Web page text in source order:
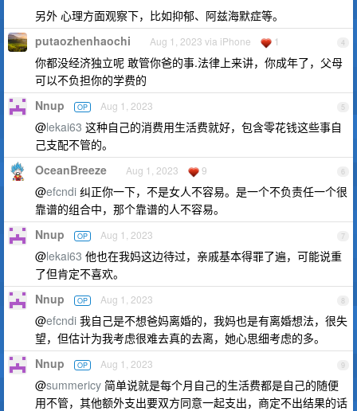
另外 心理方面观察下，比如抑郁、阿兹海默症等。
4
putaozhenhaochi Aug 1, 2023 via iPhone 1
你都没经济独立呢 敢管你爸的事.法律上来讲，你成年了，父母
可以不负担你的学费的
5
Nnup OP Aug 1, 2023
@lekai63 这种自己的消费用生活费就好，包含零花钱这些事自
己支配不管的。
6
OceanBreeze Aug 1, 2023 9
@efcndi 纠正你一下，不是女人不容易。是一个不负责任一个很
靠谱的组合中，那个靠谱的人不容易。
7
Nnup OP Aug 1, 2023
@lekai63 他也在我妈这边待过，亲戚基本得罪了遍，可能说重
了但肯定不喜欢。
8
Nnup OP Aug 1, 2023
@efcndi 我自己是不想爸妈离婚的，我妈也是有离婚想法，很失
望，但估计为我考虑很难去真的去离，她心思细考虑的多。
9
Nnup OP Aug 1, 2023
@summericy 简单说就是每个月自己的生活费都是自己的随便
用不管，其他额外支出要双方同意一起支出，商定不出结果的话